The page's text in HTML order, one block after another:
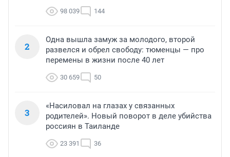
98 039 144
2
Одна вышла замуж за молодого, второй
развелся и обрел свободу: тюменцы — про
перемены в жизни после 40 лет
30 659 50
3
«Насиловал на глазах у связанных
родителей». Новый поворот в деле убийства
россиян в Таиланде
23 391 36